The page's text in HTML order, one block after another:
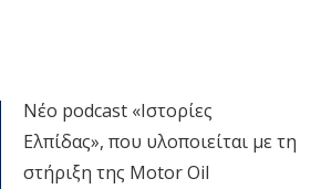
Νέο podcast «Ιστορίες
Ελπίδας», που υλοποιείται με τη
στήριξη της Motor Oil